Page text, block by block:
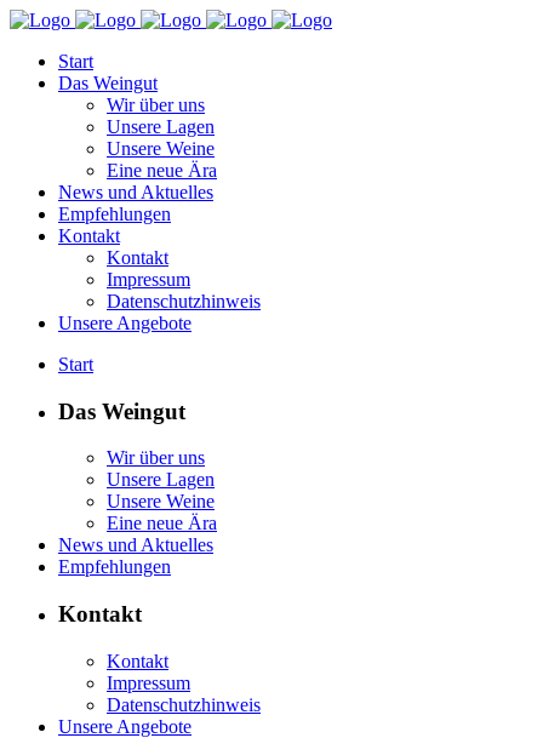
Start
Das Weingut
Wir über uns
Unsere Lagen
Unsere Weine
Eine neue Ära
News und Aktuelles
Empfehlungen
Kontakt
Kontakt
Impressum
Datenschutzhinweis
Unsere Angebote
Start
Das Weingut
Wir über uns
Unsere Lagen
Unsere Weine
Eine neue Ära
News und Aktuelles
Empfehlungen
Kontakt
Kontakt
Impressum
Datenschutzhinweis
Unsere Angebote